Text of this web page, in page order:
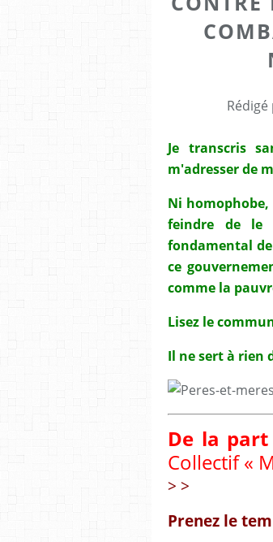
Je transcris
m'adresser de
Ni
feindre de le
fondamental
ce
comme la
Lisez le
Il ne sert à rien
De la
Collectif «
> >
Prenez le